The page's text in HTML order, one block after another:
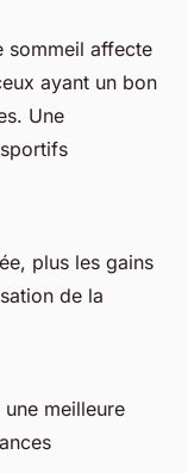
sommeil affecte
ayant un bon
Une
plus les gains
de la
meilleure